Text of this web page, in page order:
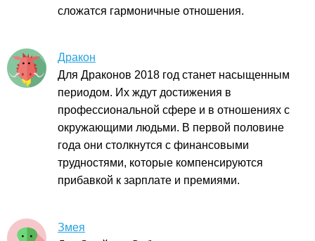
сложатся гармоничные отношения.
Дракон
Для Драконов 2018 год станет насыщенным
периодом. Их ждут достижения в
профессиональной сфере и в отношениях с
окружающими людьми. В первой половине
года они столкнутся с финансовыми
трудностями, которые компенсируются
прибавкой к зарплате и премиями.
Змея